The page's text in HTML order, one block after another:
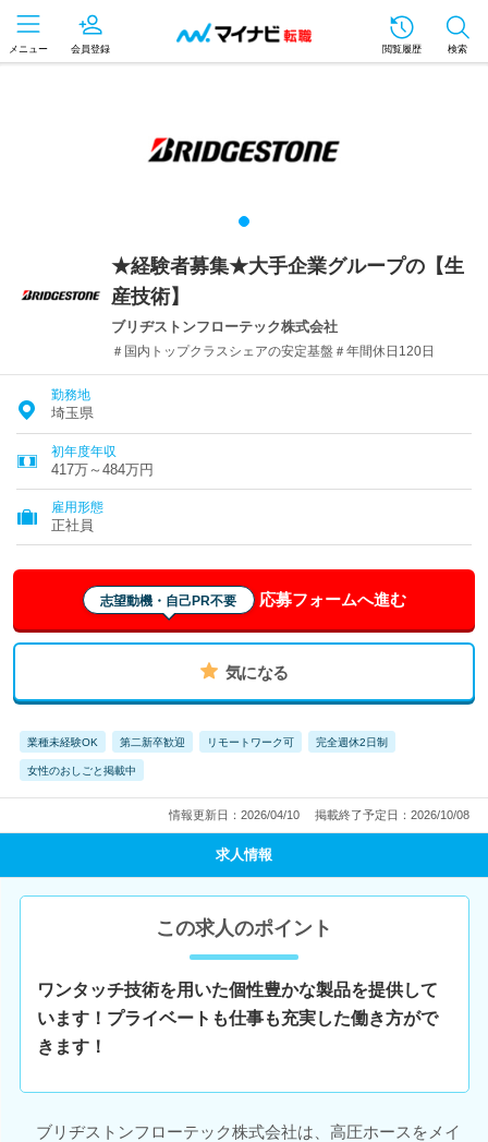
メニュー 会員登録 閲覧履歴 検索
★経験者募集★大手企業グループの【生
産技術】
ブリヂストンフローテック株式会社
＃国内トップクラスシェアの安定基盤＃年間休日120日
勤務地
埼玉県
初年度年収
417万～484万円
雇用形態
正社員
志望動機・自己PR不要 応募フォームへ進む
気になる
業種未経験OK 第二新卒歓迎 リモートワーク可 完全週休2日制
女性のおしごと掲載中
情報更新日：2026/04/10 掲載終了予定日：2026/10/08
求人情報
この求人のポイント
ワンタッチ技術を用いた個性豊かな製品を提供して
います！プライベートも仕事も充実した働き方がで
きます！
ブリヂストンフローテック株式会社は、高圧ホースをメイ